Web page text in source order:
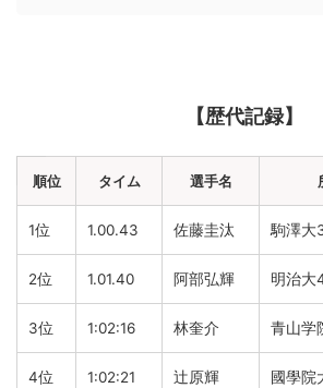
【歴代記録】
順位 タイム 選手名
1位 1.00.43 佐藤圭汰 駒澤大
2位 1.01.40 阿部弘輝 明治大
3位 1:02:16 林奎介 青山学
4位 1:02:21 辻原輝 國學院